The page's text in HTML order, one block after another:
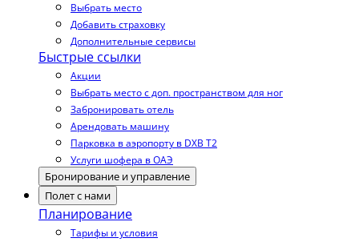
Выбрать место
Добавить страховку
Дополнительные сервисы
Быстрые ссылки
Акции
Выбрать место с доп. пространством для ног
Забронировать отель
Арендовать машину
Парковка в аэропорту в DXB T2
Услуги шофера в ОАЭ
Бронирование и управление
Полет с нами
Планирование
Тарифы и условия